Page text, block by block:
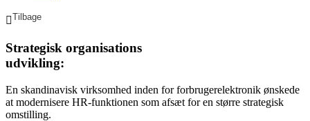
Strategisk organisations
udvikling:
En skandinavisk virksomhed inden for forbrugerelektronik ønskede
at modernisere HR-funktionen som afsæt for en større strategisk
omstilling.